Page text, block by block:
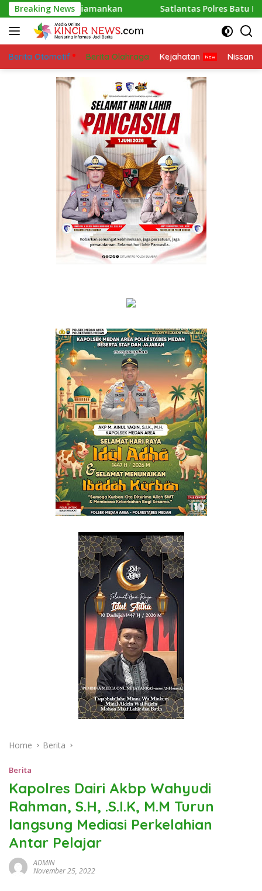
Skip
to
content
Breaking News
Juta Diamankan Satlantas Polres Batu Bara
Berita Otomotif Berita Olahraga Kejahatan Nissan
Home Berita
Berita
Kapolres Dairi Akbp Wahyudi
Rahman, S.H, .S.I.K, M.M Turun
langsung Mediasi Perkelahian
Antar Pelajar
ADMIN
November 25, 2022